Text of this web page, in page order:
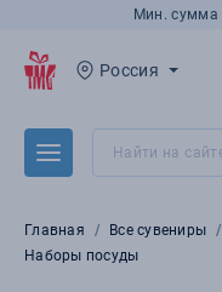
Мин. сумма
Россия
Главная Все сувениры
Наборы посуды